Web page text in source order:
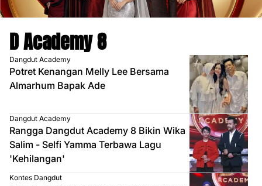
D Academy 8
Dangdut Academy
Potret Kenangan Melly Lee Bersama
Almarhum Bapak Ade
Dangdut Academy
Rangga Dangdut Academy 8 Bikin Wika
Salim - Selfi Yamma Terbawa Lagu
'Kehilangan'
Kontes Dangdut